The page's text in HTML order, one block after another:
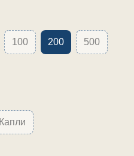
100 200 500
Капли